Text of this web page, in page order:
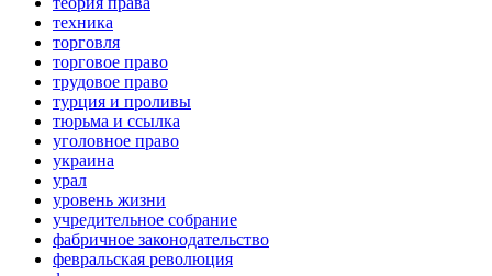
техника
торговля
торговое право
трудовое право
турция и проливы
тюрьма и ссылка
уголовное право
украина
урал
уровень жизни
учредительное собрание
фабричное законодательство
февральская революция